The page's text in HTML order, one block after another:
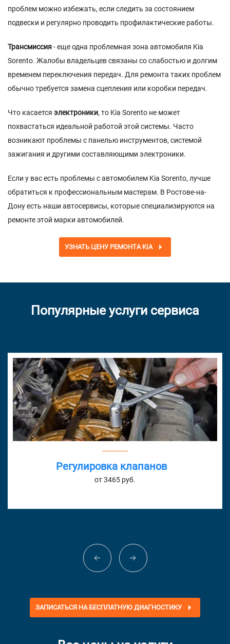
проблем можно избежать, если следить за состоянием
подвески и регулярно проводить профилактические работы.
Трансмиссия- еще одна проблемная зона автомобиля Kia
Sorento. Жалобы владельцев связаны со слабостью и долгим
временем переключения передач. Для ремонта таких проблем
обычно требуется замена сцепления или коробки передач.
Что касается электроники, то Kia Sorento не может
похвастаться идеальной работой этой системы. Часто
возникают проблемы с панелью инструментов, системой
зажигания и другими составляющими электроники.
Если у вас есть проблемы с автомобилем Kia Sorento, лучше
обратиться к профессиональным мастерам. В Ростове-на-
Дону есть наши автосервисы, которые специализируются на
ремонте этой марки автомобилей.
УЗНАТЬ ЦЕНУ РЕМОНТА KIA
Популярные услуги сервиса
Регулировка клапанов
от 3465 руб.
ЗАПИСАТЬСЯ НА БЕСПЛАТНУЮ ДИАГНОСТИКУ